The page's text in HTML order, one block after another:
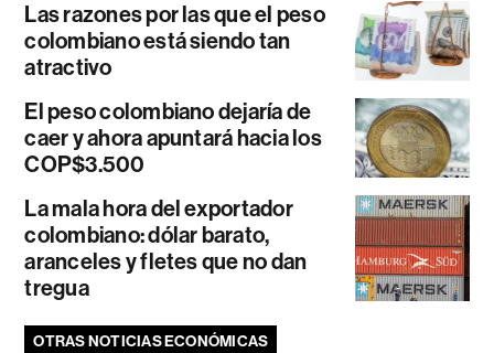
Las razones por las que el peso
colombiano está siendo tan
atractivo
El peso colombiano dejaría de
caer y ahora apuntará hacia los
COP$3.500
La mala hora del exportador
colombiano: dólar barato,
aranceles y fletes que no dan
tregua
OTRAS NOTICIAS ECONÓMICAS